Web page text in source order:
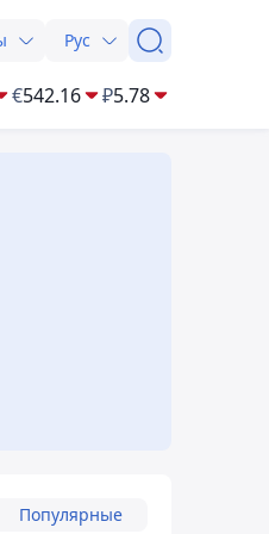
Рус
€542.16 ₽5.78
Популярные